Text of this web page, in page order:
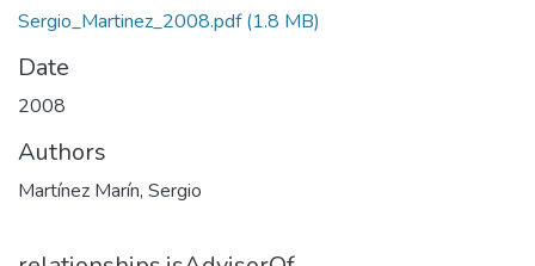
Sergio_Martinez_2008.pdf(1.8 MB)
Date
2008
Authors
Martínez Marín, Sergio